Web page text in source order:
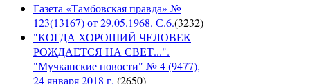
Газета «Тамбовская правда» №
123(13167) от 29.05.1968. С.6.(3232)
"КОГДА ХОРОШИЙ ЧЕЛОВЕК
РОЖДАЕТСЯ НА СВЕТ...".
"Мучкапские новости" № 4 (9477),
24 января 2018 г. (2650)